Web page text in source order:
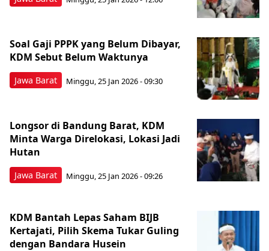
Jawa Barat
Soal Gaji PPPK yang Belum Dibayar,
KDM Sebut Belum Waktunya
Minggu, 25 Jan 2026 - 09:30
Jawa Barat
Longsor di Bandung Barat, KDM
Minta Warga Direlokasi, Lokasi Jadi
Hutan
Minggu, 25 Jan 2026 - 09:26
KDM Bantah Lepas Saham BIJB
Kertajati, Pilih Skema Tukar Guling
dengan Bandara Husein